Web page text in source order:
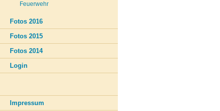
Feuerwehr
Fotos 2016
Fotos 2015
Fotos 2014
Login
Impressum